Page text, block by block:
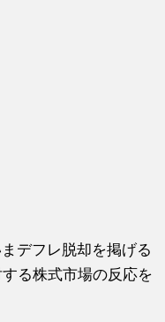
デフレ脱却を掲げる
る株式市場の反応を